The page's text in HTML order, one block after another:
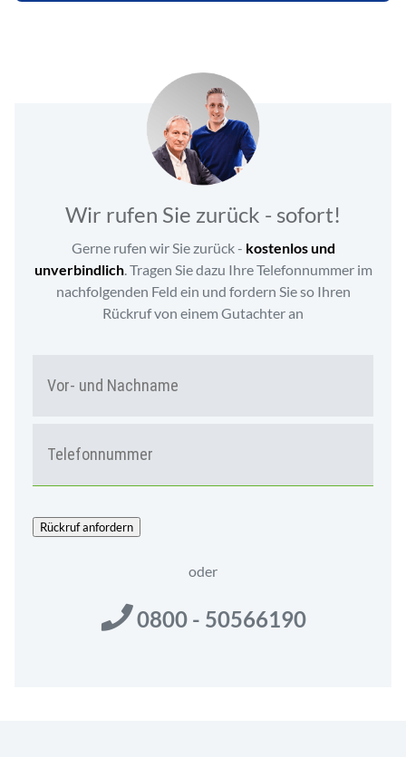
Wir rufen Sie zurück - sofort!
Gerne rufen wir Sie zurück - kostenlos und
unverbindlich. Tragen Sie dazu Ihre Telefonnummer im
nachfolgenden Feld ein und fordern Sie so Ihren
Rückruf von einem Gutachter an
E
Rückruf anfordern
oder
0800 - 50566190